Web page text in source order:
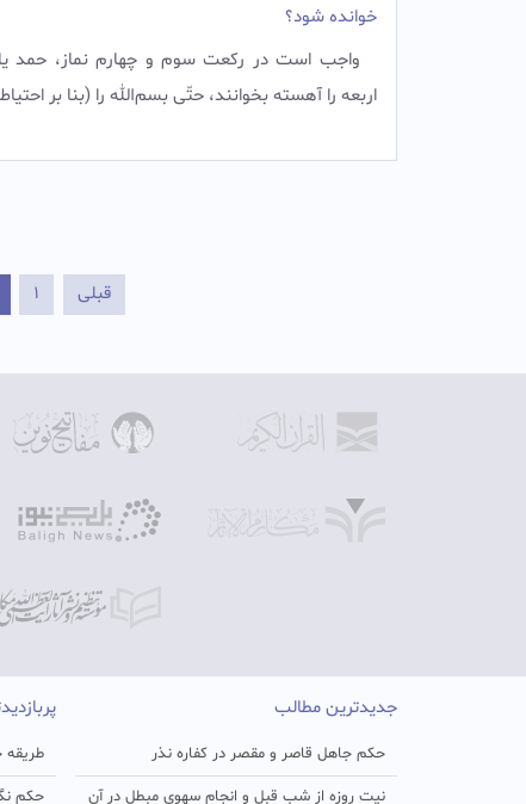
خوانده شود؟
واجب است در ركعت سوم و چهارم نماز، حمد
اربعه را آهسته بخوانند، حتّى بسم‌الله را (بنا بر
قبلی 1
جدیدترین مطالب
حکم جاهل قاصر و مقصر در کفاره نذر
نیت روزه از شب قبل و انجام سهوی مبطل در آن
طریقه
حکم